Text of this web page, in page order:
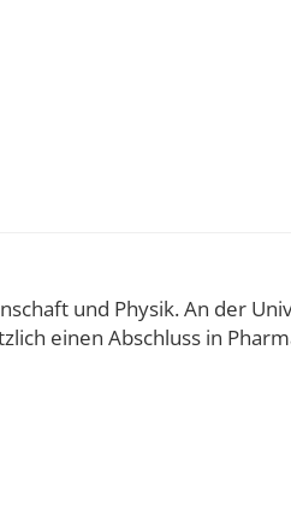
und Physik. An der
einen Abschluss in